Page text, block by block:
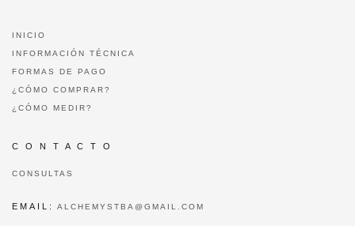
INICIO
INFORMACIÓN TÉCNICA
FORMAS DE PAGO
¿CÓMO COMPRAR?
¿CÓMO MEDIR?
C O N T A C T O
CONSULTAS
EMAIL: ALCHEMYSTBA@GMAIL.COM